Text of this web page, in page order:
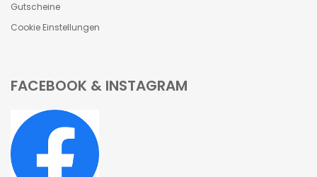
Gutscheine
Cookie Einstellungen
FACEBOOK & INSTAGRAM